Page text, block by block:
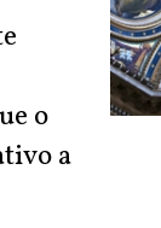
o
a